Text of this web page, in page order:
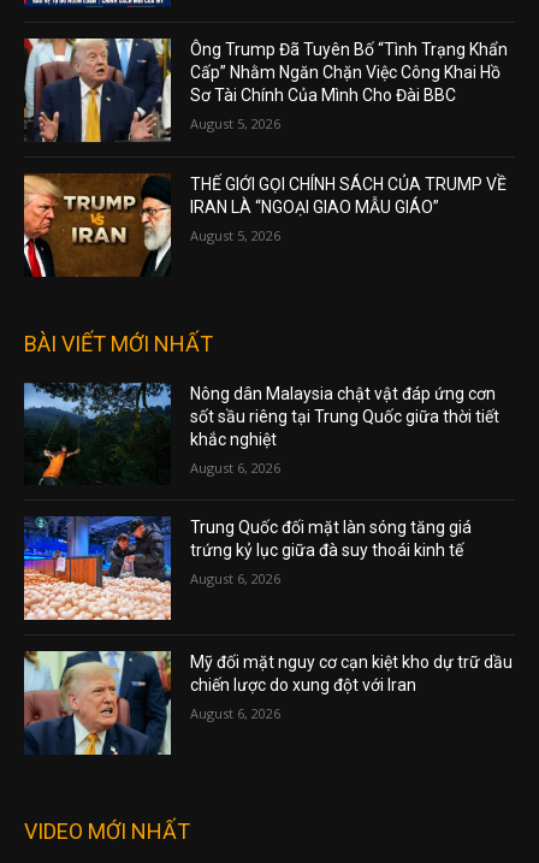
Ông Trump Đã Tuyên Bố “Tình Trạng Khẩn
Cấp” Nhằm Ngăn Chặn Việc Công Khai Hồ
Sơ Tài Chính Của Mình Cho Đài BBC
August 5, 2026
THẾ GIỚI GỌI CHÍNH SÁCH CỦA TRUMP VỀ
IRAN LÀ “NGOẠI GIAO MẪU GIÁO”
August 5, 2026
BÀI VIẾT MỚI NHẤT
Nông dân Malaysia chật vật đáp ứng cơn
sốt sầu riêng tại Trung Quốc giữa thời tiết
khắc nghiệt
August 6, 2026
Trung Quốc đối mặt làn sóng tăng giá
trứng kỷ lục giữa đà suy thoái kinh tế
August 6, 2026
Mỹ đối mặt nguy cơ cạn kiệt kho dự trữ dầu
chiến lược do xung đột với Iran
August 6, 2026
VIDEO MỚI NHẤT